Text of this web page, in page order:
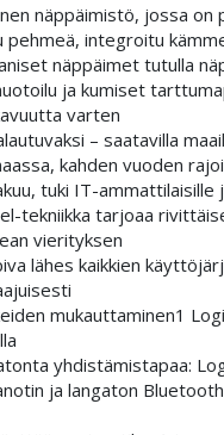
näppäimistö, jossa on
pehmeä, integroitu
näppäimet tutulla
ja kumiset
varten
– saatavilla
kahden vuoden
tuki IT-ammattilaisille
tekniikka tarjoaa
vierityksen
lähes kaikkien
mukauttaminen1
yhdistämistapaa:
ja langaton